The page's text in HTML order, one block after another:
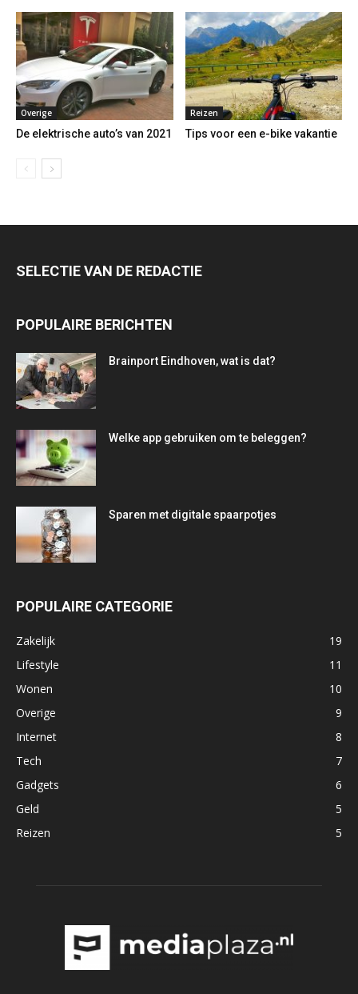
Overige
De elektrische auto’s van 2021
Reizen
Tips voor een e-bike vakantie
SELECTIE VAN DE REDACTIE
POPULAIRE BERICHTEN
Brainport Eindhoven, wat is dat?
Welke app gebruiken om te beleggen?
Sparen met digitale spaarpotjes
POPULAIRE CATEGORIE
Zakelijk
19
Lifestyle
11
Wonen
10
Overige
9
Internet
8
Tech
7
Gadgets
6
Geld
5
Reizen
5